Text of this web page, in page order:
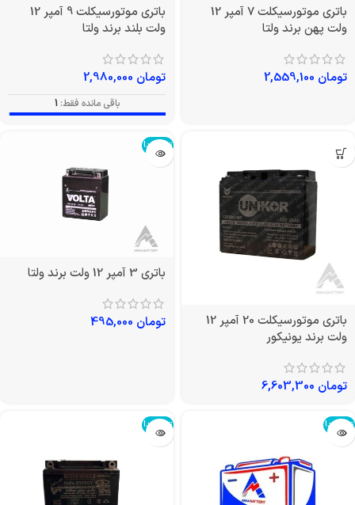
باتری موتورسیکلت 7 آمپر 12
ولت پهن برند ولتا
تومان
باتری موتورسیکلت 9 آمپر 12
ولت بلند برند ولتا
تومان
باقی مانده فقط: 1
باتری موتورسیکلت 20 آمپر 12
ولت برند یونیکور
تومان
تمام شد!
باتری 3 آمپر 12 ولت برند ولتا
تومان
تمام شد! تمام شد!